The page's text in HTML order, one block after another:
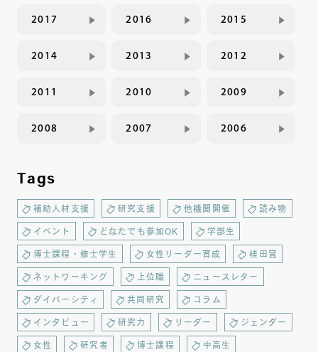
2017 2016 2015
2014 2013 2012
2011 2010 2009
2008 2007 2006
Tags
補助人材支援 研究支援 他機関開催 読み物
イベント どなたでも参加OK 学部生
博士課程・修士学生 女性リーダー育成 桂田賞
ネットワーキング 上位職 ニュースレター
ダイバーシティ 共同研究 コラム
インタビュー 研究力 リーダー ジェンダー
女性 研究者 博士課程 中高生